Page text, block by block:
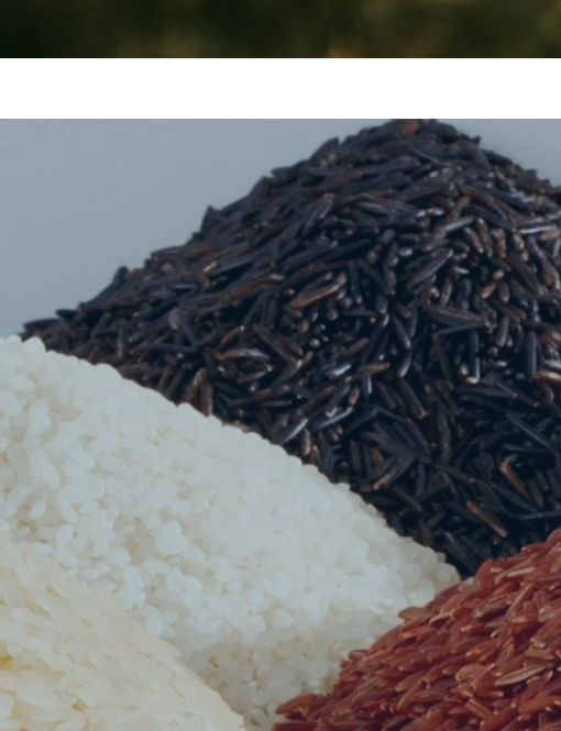
Peu
les
Nous